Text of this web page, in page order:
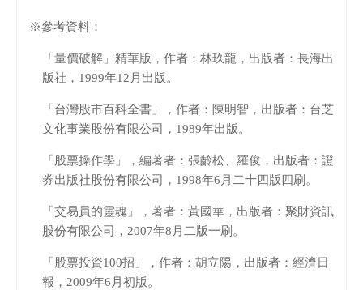
※參考資料：
「量價破解」精華版，作者：林玖龍，出版者：長海出
版社， 1999年12 月出版。
「台灣股市百科全書」，作者：陳明智，出版者：台芝
文化事業股份有限公司， 1989年出版。
「股票操作學」，編著者：張齡松、羅俊，出版者：證
券出版社股份有限公司， 1998年6 月二十四版四刷。
「交易員的靈魂」，著者：黃國華，出版者：聚財資訊
股份有限公司， 2007年8 月二版一刷。
「股票投資100招」，作者：胡立陽，出版者：經濟日
報， 2009年6 月初版。